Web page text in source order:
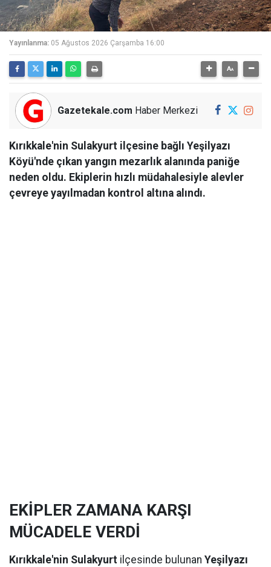
Yayınlanma: 05 Ağustos 2026 Çarşamba 16:00
Gazetekale.com Haber Merkezi
Kırıkkale'nin Sulakyurt ilçesine bağlı Yeşilyazı
Köyü'nde çıkan yangın mezarlık alanında paniğe
neden oldu. Ekiplerin hızlı müdahalesiyle alevler
çevreye yayılmadan kontrol altına alındı.
EKİPLER ZAMANA KARŞI
MÜCADELE VERDİ
Kırıkkale'nin Sulakyurt ilçesinde bulunan Yeşilyazı